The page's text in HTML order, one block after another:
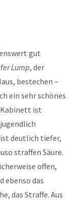
gut
Lump, der
bestechen –
ein sehr schönes
Kabinett ist
ist deutlich tiefer,
straffen Säure.
offen,
ebenso das
das Straffe. Aus